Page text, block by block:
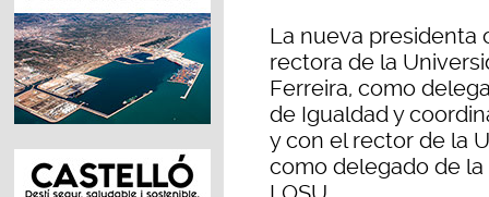
La nueva presidenta
rectora de la
Ferreira, como
de Igualdad y
y con el rector de la
como delegado de